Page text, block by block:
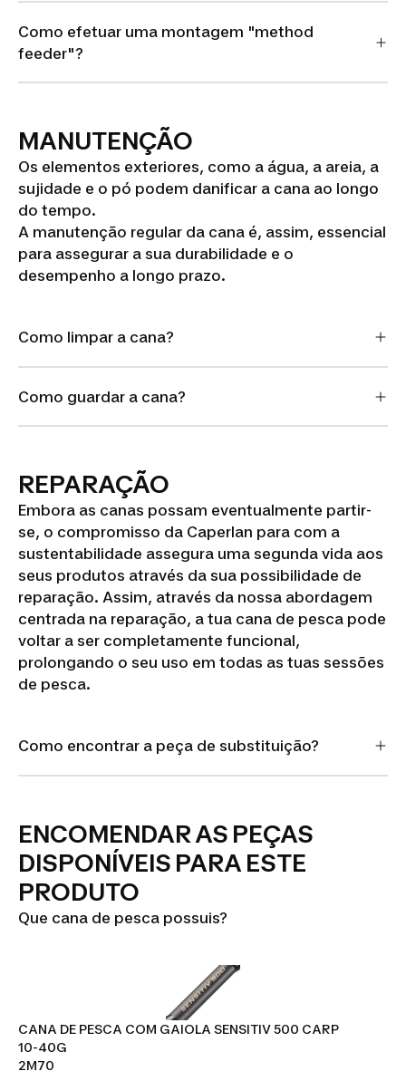
Como efetuar uma montagem "method
feeder"?
MANUTENÇÃO
Os elementos exteriores, como a água, a areia, a
sujidade e o pó podem danificar a cana ao longo
do tempo.
A manutenção regular da cana é, assim, essencial
para assegurar a sua durabilidade e o
desempenho a longo prazo.
Como limpar a cana?
Como guardar a cana?
REPARAÇÃO
Embora as canas possam eventualmente partir-
se, o compromisso da Caperlan para com a
sustentabilidade assegura uma segunda vida aos
seus produtos através da sua possibilidade de
reparação. Assim, através da nossa abordagem
centrada na reparação, a tua cana de pesca pode
voltar a ser completamente funcional,
prolongando o seu uso em todas as tuas sessões
de pesca.
Como encontrar a peça de substituição?
ENCOMENDAR AS PEÇAS
DISPONÍVEIS PARA ESTE
PRODUTO
Que cana de pesca possuis?
CANA DE PESCA COM GAIOLA SENSITIV 500 CARP
10-40G
2M70